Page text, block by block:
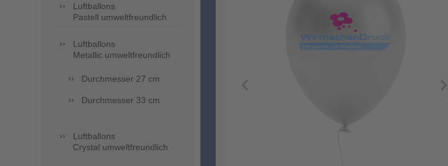
Luftballons
Pastell umweltfreundlich
Luftballons
Metallic umweltfreundlich
Durchmesser 27 cm
Durchmesser 33 cm
Luftballons
Crystal umweltfreundlich